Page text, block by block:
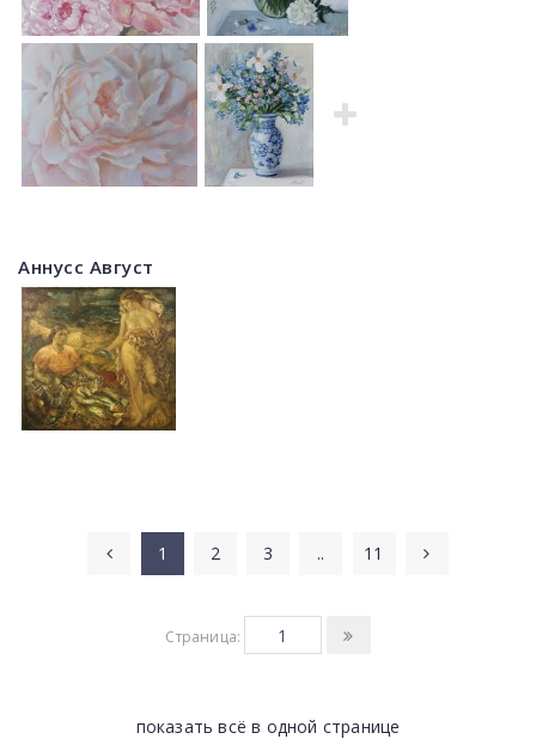
Аннусс Август
1 2 3 .. 11
Страница:
показать всё в одной странице